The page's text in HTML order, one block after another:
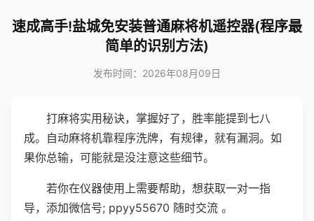
速成高手!盐城免安装普通麻将机遥控器(程序最
简单的识别方法)
发布时间：2026年08月09日
打麻将实用秘诀，掌握好了，胜率能提到七八
成。自动麻将机靠程序洗牌，有规律，就有漏洞。如
果你总输，可能就是没注意这些细节。
若你在仪器使用上需要帮助，想获取一对一指
导，添加微信号; ppyy55670 随时交流 。